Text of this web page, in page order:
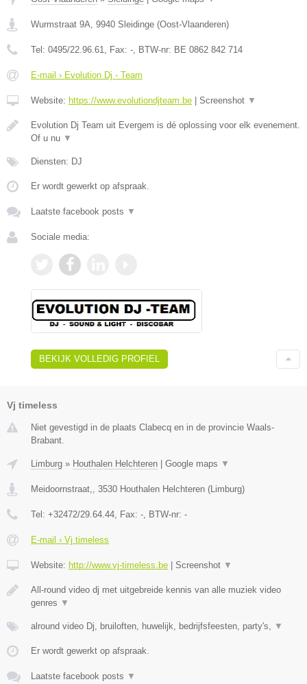
Wurmstraat 9A, 9940 Sleidinge (Oost-Vlaanderen)
Tel: 0495/22.96.61, Fax: -, BTW-nr: BE 0862 842 714
E-mail › Evolution Dj - Team
Website: https://www.evolutiondjteam.be Screenshot ▼
Evolution Dj Team uit Evergem is dé oplossing voor elk evenement.
Of u nu ▼
Diensten: DJ
Er wordt gewerkt op afspraak.
Laatste facebook posts ▼
Sociale media:
BEKIJK VOLLEDIG PROFIEL
Vj timeless
Niet gevestigd in de plaats Clabecq en in de provincie Waals-
Brabant.
Limburg » Houthalen Helchteren | Google maps ▼
Meidoornstraat, 3530 Houthalen Helchteren (Limburg)
Tel: +32472/29.64.44 , Fax: - , BTW-nr: -
E-mail › Vj timeless
Website: http://www.vj-timeless.be | Screenshot ▼
All-round video dj met uitgebreide kennis van alle muziek video
genres ▼
alround video Dj, bruiloften, huwelijk, bedrijfsfeesten, party's, ▼
Er wordt gewerkt op afspraak.
Laatste facebook posts ▼